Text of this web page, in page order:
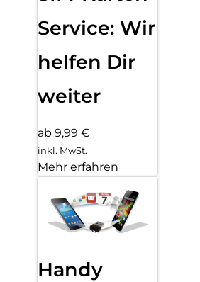
Service: Wir
helfen Dir
weiter
ab 9,99 €
inkl. MwSt.
Mehr erfahren
Handy